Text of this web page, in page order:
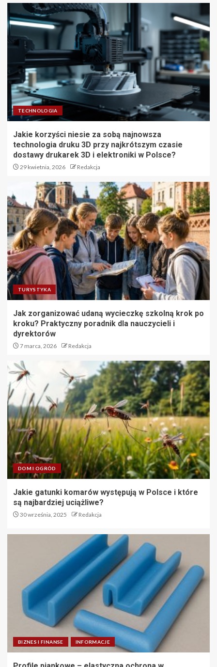
TECHNOLOGIA
Jakie korzyści niesie za sobą najnowsza
technologia druku 3D przy najkrótszym czasie
dostawy drukarek 3D i elektroniki w Polsce?
29 kwietnia, 2026 Redakcja
TURYSTYKA
Jak zorganizować udaną wycieczkę szkolną krok po
kroku? Praktyczny poradnik dla nauczycieli i
dyrektorów
7 marca, 2026 Redakcja
DOM I OGRÓD
Jakie gatunki komarów występują w Polsce i które
są najbardziej uciążliwe?
30 września, 2025 Redakcja
BIZNES I FINANSE INFORMACJE